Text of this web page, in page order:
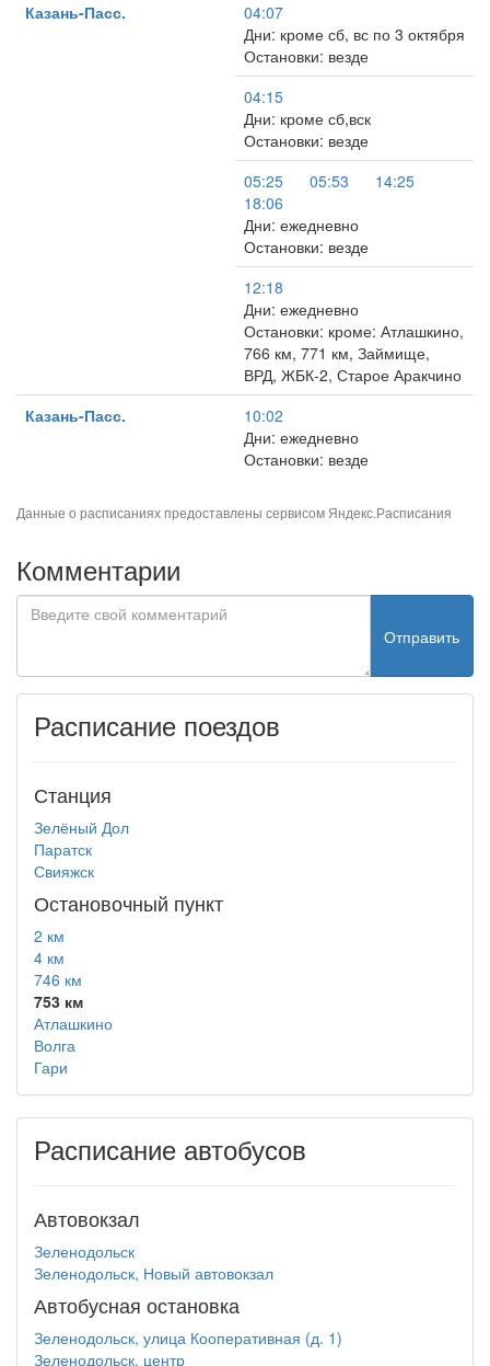
Казань-Пасс.
04:07
Дни: кроме сб, вс по 3 октября
Остановки: везде
04:15
Дни: кроме сб,вск
Остановки: везде
05:25
05:53
14:25
18:06
Дни: ежедневно
Остановки: везде
12:18
Дни: ежедневно
Остановки: кроме: Атлашкино,
766 км, 771 км, Займище,
ВРД, ЖБК-2, Старое Аракчино
Казань-Пасс.
10:02
Дни: ежедневно
Остановки: везде
Данные о расписаниях предоставлены сервисом Яндекс.Расписания
Комментарии
Отправить
Расписание поездов
Станция
Зелёный Дол
Паратск
Свияжск
Остановочный пункт
2 км
4 км
746 км
753 км
Атлашкино
Волга
Гари
Расписание автобусов
Автовокзал
Зеленодольск
Зеленодольск, Новый автовокзал
Автобусная остановка
Зеленодольск, улица Кооперативная (д. 1)
Зеленодольск, центр